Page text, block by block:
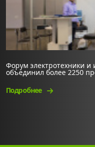
Форум электротехники
объединил более 2250
Подробнее